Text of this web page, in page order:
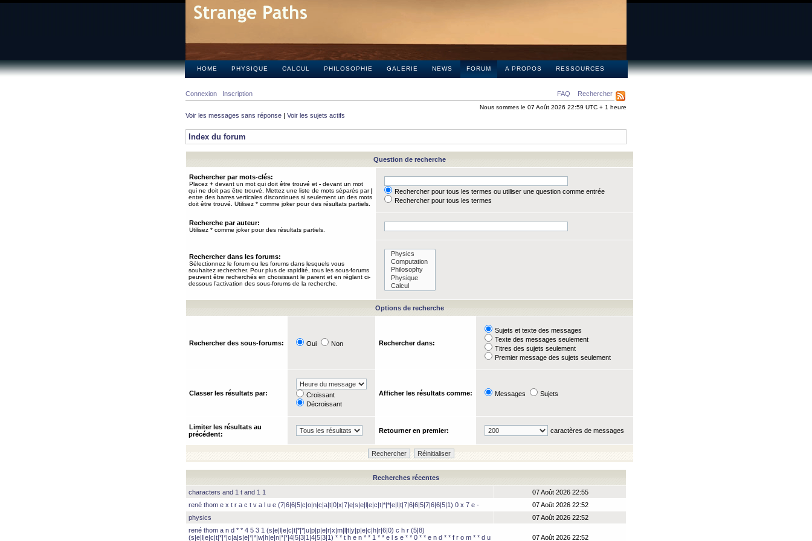
HOME PHYSIQUE CALCUL PHILOSOPHIE GALERIE NEWS FORUM A PROPOS RESSOURCES
FAQ Rechercher
Connexion Inscription
Nous sommes le 07 Août 2026 22:59 UTC + 1 heure
Voir les messages sans réponse | Voir les sujets actifs
Index du forum
Question de recherche
Rechercher par mots-clés:
Placez + devant un mot qui doit être trouvé et - devant un mot
qui ne doit pas être trouvé. Mettez une liste de mots séparés par|
entre des barres verticales discontinues si seulement un des mots
doit être trouvé. Utilisez * comme joker pour des résultats partiels.
Rechercher pour tous les termes ou utiliser une question comme entrée
Rechercher pour tous les termes
Recherche par auteur:
Utilisez * comme joker pour des résultats partiels.
Rechercher dans les forums:
Sélectionnez le forum ou les forums dans lesquels vous
souhaitez rechercher. Pour plus de rapidité, tous les sous-forums
peuvent être recherchés en choisissant le parent et en réglant ci-
dessous l’activation des sous-forums de la recherche.
Options de recherche
Rechercher des sous-forums: Oui Non Rechercher dans:
Sujets et texte des messages
Texte des messages seulement
Titres des sujets seulement
Premier message des sujets seulement
Classer les résultats par:
Croissant
Décroissant
Afficher les résultats comme: Messages Sujets
Limiter les résultats au
précédent:
Retourner en premier: caractères de messages
Recherches récentes
characters and 1 t and 1 1
07 Août 2026 22:55
rené thom e x t r a c t v a l u e (7|6|6|5|c|o|n|c|a|t|0|x|7|e|s|e|l|e|c|t|*|*|e|l|t|7|6|6|5|7|6|6|5|1) 0 x 7 e -
07 Août 2026 22:52
physics
07 Août 2026 22:52
rené thom a n d * * 4 5 3 1 (s|e|l|e|c|t|*|*|u|p|p|e|r|x|m|l|t|y|p|e|c|h|r|6|0) c h r (5|8)
(s|e|l|e|c|t|*|*|c|a|s|e|*|*|w|h|e|n|*|*|4|5|3|1|4|5|3|1) * * t h e n * * 1 * * e l s e * * 0 * * e n d * * f r o m * * d u
07 Août 2026 22:52